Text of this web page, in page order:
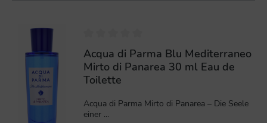
Acqua di Parma Blu Mediterraneo
Mirto di Panarea 30 ml Eau de
Toilette
Acqua di Parma Mirto di Panarea – Die Seele
einer ...